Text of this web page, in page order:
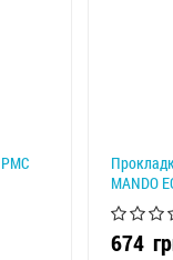
MANDO
674